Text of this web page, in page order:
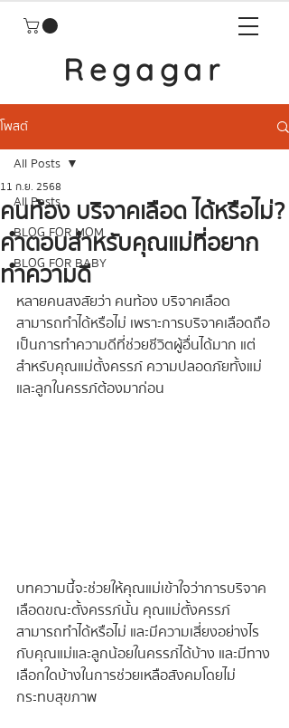
Regagar
โพสต์
All Posts
BLOG FOR MOM
BLOG FOR BABY
All Posts
คนท้อง บริจาคเลือด ได้หรือไม่?
คำตอบสำหรับคุณแม่ที่อยาก
ทำความดี
11 ก.ย. 2568
หลายคนสงสัยว่า คนท้อง บริจาคเลือด
สามารถทำได้หรือไม่ เพราะการบริจาคเลือดถือ
เป็นการทำความดีที่ช่วยชีวิตผู้อื่นได้มาก แต่
สำหรับคุณแม่ตั้งครรภ์ ความปลอดภัยทั้งแม่
และลูกในครรภ์ต้องมาก่อน
บทความนี้จะช่วยให้คุณแม่เข้าใจว่าการบริจาค
เลือดขณะตั้งครรภ์นั้น คุณแม่ตั้งครรภ์
สามารถทำได้หรือไม่ และมีความเสี่ยงอย่างไร
กับคุณแม่และลูกน้อยในครรภ์ได้บ้าง และมีทาง
เลือกใดบ้างในการช่วยเหลือสังคมโดยไม่
กระทบสุขภาพ